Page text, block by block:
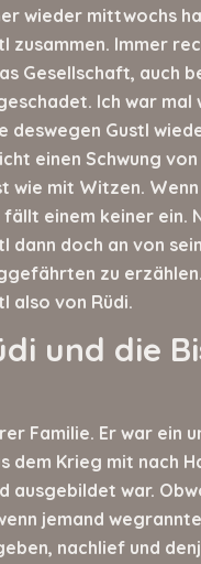
wieder mittwochs
zusammen. Immer
Gesellschaft, auch
Ich war
deswegen Gustl
einen Schwung
wie mit Witzen.
fällt einem keiner
dann doch an von
zu
also von Rüdi.
und die
Familie. Er war ein
dem Krieg mit nach
ausgebildet war.
jemand
nachlief und